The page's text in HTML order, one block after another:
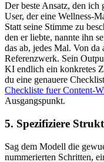
Der beste Ansatz, den ich
User, der eine Wellness-
Statt seine Stimme zu
den er liebte, nannte ihn
das ab, jedes Mal. Von da
Referenzwerk. Sein
KI endlich ein konkretes
du eine genauere
Checkliste fuer Content-
Ausgangspunkt.
5. Spezifiziere
Sag dem Modell die
nummerierten Schritten,